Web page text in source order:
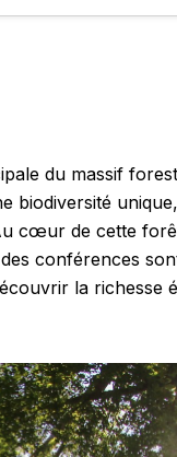
du massif
biodiversité
cœur de cette
conférences
la richesse